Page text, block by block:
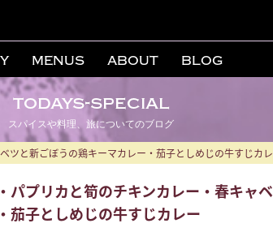
MENUS ABOUT BLOG
todays-special
スパイスや料理、旅についてのブログ
ツと新ごぼうの鶏キーマカレー・茄子としめじの牛すじカ
パプリカと筍のチキンカレー・春キャ
茄子としめじの牛すじカレー